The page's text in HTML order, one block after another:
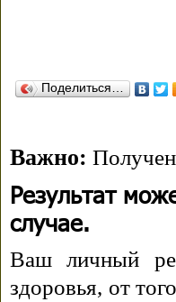
Поделиться…
Важно:
Результат
случае.
Ваш личный
здоровья, от